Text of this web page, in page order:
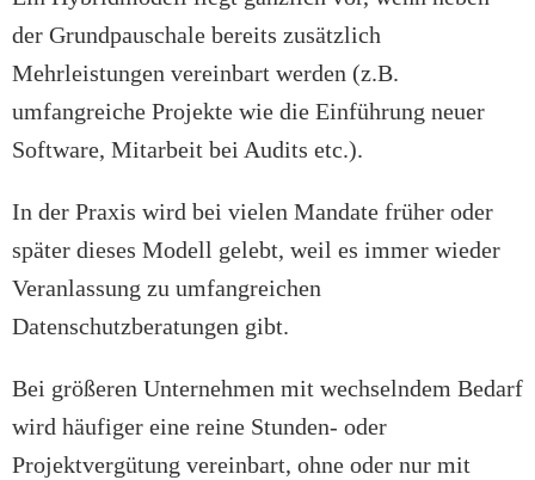
der Grundpauschale bereits zusätzlich
Mehrleistungen vereinbart werden (z.B.
umfangreiche Projekte wie die Einführung neuer
Software, Mitarbeit bei Audits etc.).
In der Praxis wird bei vielen Mandate früher oder
später dieses Modell gelebt, weil es immer wieder
Veranlassung zu umfangreichen
Datenschutzberatungen gibt.
Bei größeren Unternehmen mit wechselndem Bedarf
wird häufiger eine reine Stunden- oder
Projektvergütung vereinbart, ohne oder nur mit